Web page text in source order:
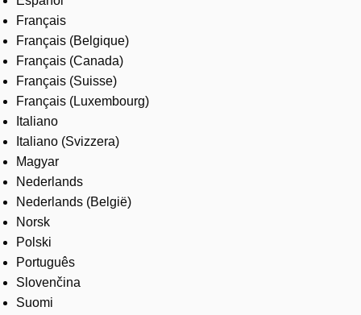
Français
Français (Belgique)
Français (Canada)
Français (Suisse)
Français (Luxembourg)
Italiano
Italiano (Svizzera)
Magyar
Nederlands
Nederlands (België)
Norsk
Polski
Português
Slovenčina
Suomi